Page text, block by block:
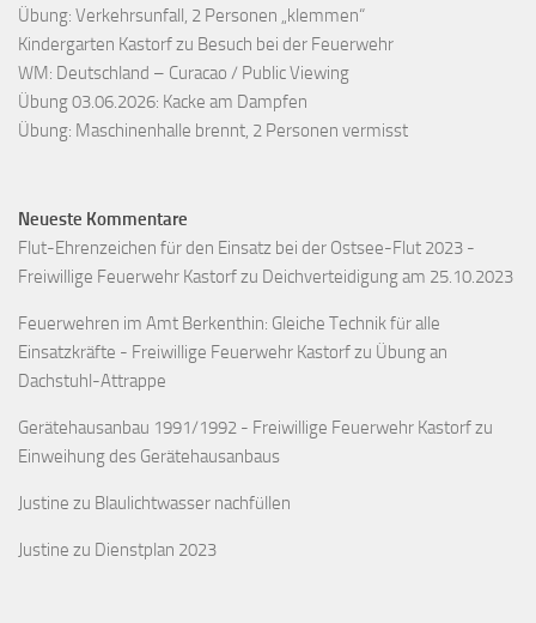
Übung: Verkehrsunfall, 2 Personen „klemmen“
Kindergarten Kastorf zu Besuch bei der Feuerwehr
WM: Deutschland – Curacao / Public Viewing
Übung 03.06.2026: Kacke am Dampfen
Übung: Maschinenhalle brennt, 2 Personen vermisst
Neueste Kommentare
Flut-Ehrenzeichen für den Einsatz bei der Ostsee-Flut 2023 -
Freiwillige Feuerwehr Kastorfzu Deichverteidigung am 25.10.2023
Feuerwehren im Amt Berkenthin: Gleiche Technik für alle
Einsatzkräfte - Freiwillige Feuerwehr Kastorfzu Übung an
Dachstuhl-Attrappe
Gerätehausanbau 1991/1992 - Freiwillige Feuerwehr Kastorfzu
Einweihung des Gerätehausanbaus
Justine zu Blaulichtwasser nachfüllen
Justine zu Dienstplan 2023